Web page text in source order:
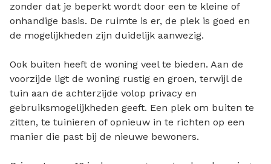
zonder dat je beperkt wordt door een te kleine of
onhandige basis. De ruimte is er, de plek is goed en
de mogelijkheden zijn duidelijk aanwezig.
Ook buiten heeft de woning veel te bieden. Aan de
voorzijde ligt de woning rustig en groen, terwijl de
tuin aan de achterzijde volop privacy en
gebruiksmogelijkheden geeft. Een plek om buiten te
zitten, te tuinieren of opnieuw in te richten op een
manier die past bij de nieuwe bewoners.